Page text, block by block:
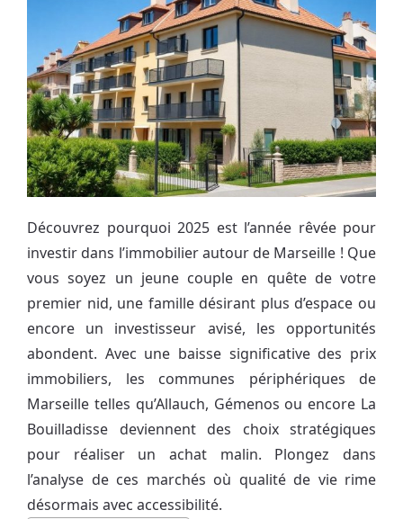
Découvrez pourquoi 2025 est l’année rêvée pour
investir dans l’immobilier autour de Marseille ! Que
vous soyez un jeune couple en quête de votre
premier nid, une famille désirant plus d’espace ou
encore un investisseur avisé, les opportunités
abondent. Avec une baisse significative des prix
immobiliers, les communes périphériques de
Marseille telles qu’Allauch, Gémenos ou encore La
Bouilladisse deviennent des choix stratégiques
pour réaliser un achat malin. Plongez dans
l’analyse de ces marchés où qualité de vie rime
désormais avec accessibilité.